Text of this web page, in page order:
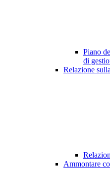
Piano
di
Relazione
Ammontare